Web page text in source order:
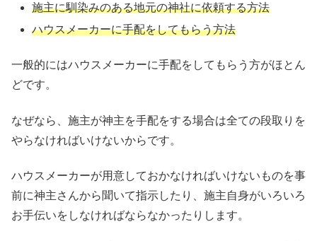
施主に馴染みのある地元の神社に依頼する方法
ハウスメーカーに手配をしてもらう方法
一般的にはハウスメーカーに手配をしてもらう方がほとん
どです。
なぜなら、施主が神主を手配をする場合は全ての段取りを
やらなければいけないからです。
ハウスメーカーが用意しておかなければいけないものを事
前に神主さんから聞いて指示したり、施主自身がいろいろ
お手伝いをしなければならなかったりします。